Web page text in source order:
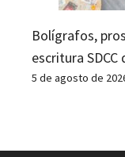
Bolígrafos,
escritura
5 de agosto de